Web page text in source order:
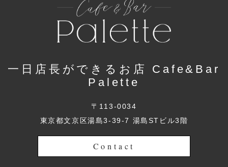
一日店長ができるお店 Cafe&Bar
Palette
〒113-0034
東京都文京区湯島3-39-7 湯島STビル3階
Contact